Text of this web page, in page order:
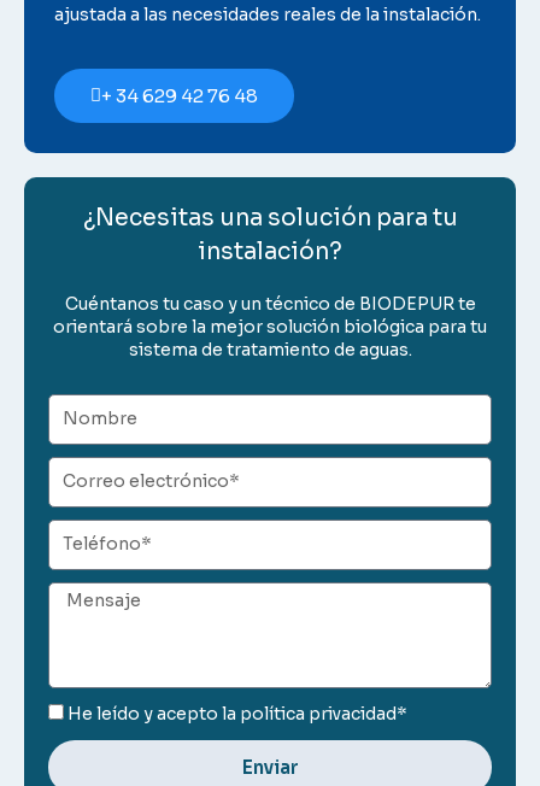
ajustada a las necesidades reales de la instalación.
+ 34 629 42 76 48
¿Necesitas una solución para tu
instalación?
Cuéntanos tu caso y un técnico de BIODEPUR te
orientará sobre la mejor solución biológica para tu
sistema de tratamiento de aguas.
Nombre
Correo
Teléfono
Mensaje
He leído y acepto la política privacidad*
Enviar